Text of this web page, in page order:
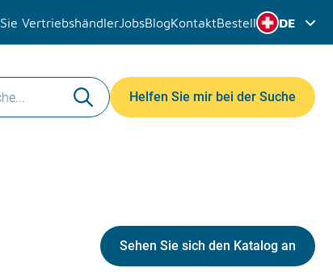
Vertriebshändler JobsBlogKontaktBestell DE
Helfen Sie mir bei der Suche
Sehen Sie sich den Katalog an